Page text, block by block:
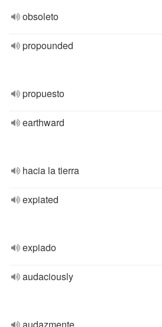
obsoleto
propounded
propuesto
earthward
hacia la tierra
expiated
expiado
audaciously